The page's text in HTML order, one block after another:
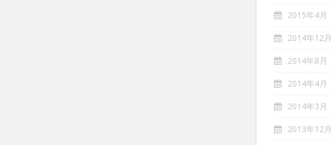
2015年4月
2014年12月
2014年8月
2014年4月
2014年3月
2013年12月